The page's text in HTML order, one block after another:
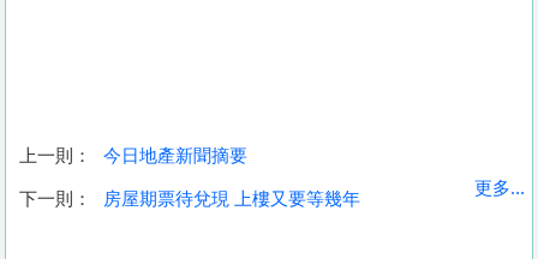
收
上一則： 今日地產新聞摘要
下一則： 房屋期票待兌現 上樓又要等幾年
更多...